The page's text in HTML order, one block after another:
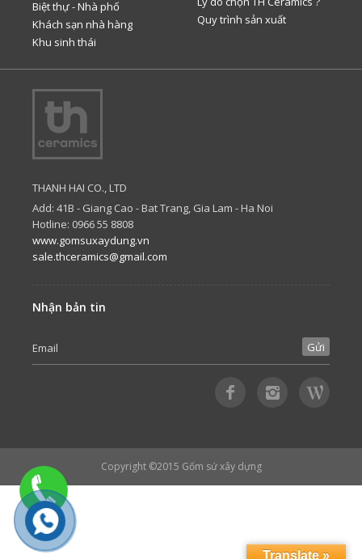
Biệt thự - Nhà phố
Khách sạn nhà hàng
Khu sinh thái
Quy trình sản xuất
THANH HAI CO., LTD
Add: 41B - Giang Cao - Bat Trang, Gia Lam - Ha Noi
Hotline: 0966 55 8808
www.gomsuxaydung.vn
sale.thceramics@gmail.com
Nhận bản tin
Copyright ©2015 Gốm sứ xây dựng
Translate »